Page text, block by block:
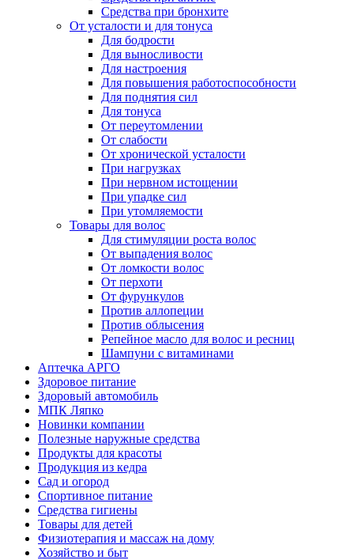
Средства при бронхите
От усталости и для тонуса
Для бодрости
Для выносливости
Для настроения
Для повышения работоспособности
Для поднятия сил
Для тонуса
От переутомлении
От слабости
От хронической усталости
При нагрузках
При нервном истощении
При упадке сил
При утомляемости
Товары для волос
Для стимуляции роста волос
От выпадения волос
От ломкости волос
От перхоти
От фурункулов
Против аллопеции
Против облысения
Репейное масло для волос и ресниц
Шампуни с витаминами
Аптечка АРГО
Здоровое питание
Здоровый автомобиль
МПК Ляпко
Новинки компании
Полезные наружные средства
Продукты для красоты
Продукция из кедра
Сад и огород
Спортивное питание
Средства гигиены
Товары для детей
Физиотерапия и массаж на дому
Хозяйство и быт